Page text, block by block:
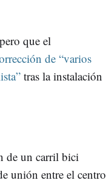
que el
de “varios
tras la instalación
de un carril bici
unión entre el centro